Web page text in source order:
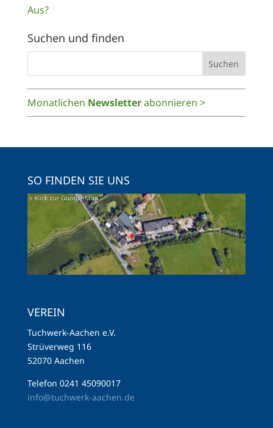
Aus?
Suchen und finden
Monatlichen Newsletterabonnieren >
SO FINDEN SIE UNS
VEREIN
Tuchwerk-Aachen e.V.
Strüverweg 116
52070 Aachen
Telefon 0241 45090017
info@tuchwerk-aachen.de